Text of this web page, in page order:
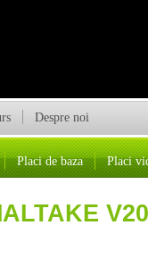
Despre noi
Placi de baza Placi